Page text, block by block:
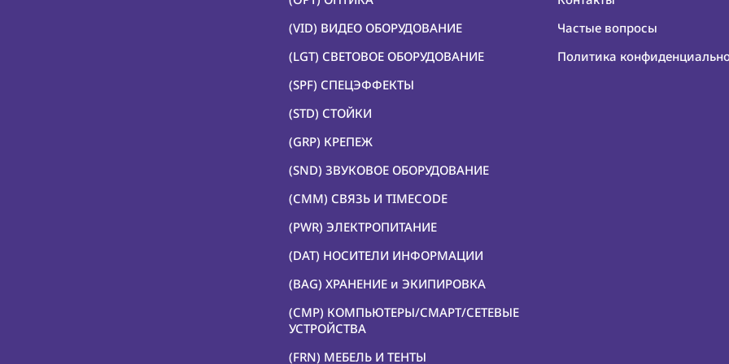
(VID) ВИДЕО ОБОРУДОВАНИЕ
(LGT) СВЕТОВОЕ ОБОРУДОВАНИЕ
(SPF) СПЕЦЭФФЕКТЫ
(STD) СТОЙКИ
(GRP) КРЕПЕЖ
(SND) ЗВУКОВОЕ ОБОРУДОВАНИЕ
(CMM) СВЯЗЬ И TIMECODE
(PWR) ЭЛЕКТРОПИТАНИЕ
(DAT) НОСИТЕЛИ ИНФОРМАЦИИ
(BAG) ХРАНЕНИЕ и ЭКИПИРОВКА
(CMP) КОМПЬЮТЕРЫ/СМАРТ/СЕТЕВЫЕ
УСТРОЙСТВА
(FRN) МЕБЕЛЬ И ТЕНТЫ
Частые вопросы
Политика